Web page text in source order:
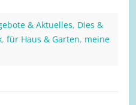
& Aktuelles, Dies &
, für Haus & Garten, meine